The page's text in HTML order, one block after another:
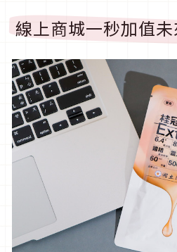
線上商城一秒加值